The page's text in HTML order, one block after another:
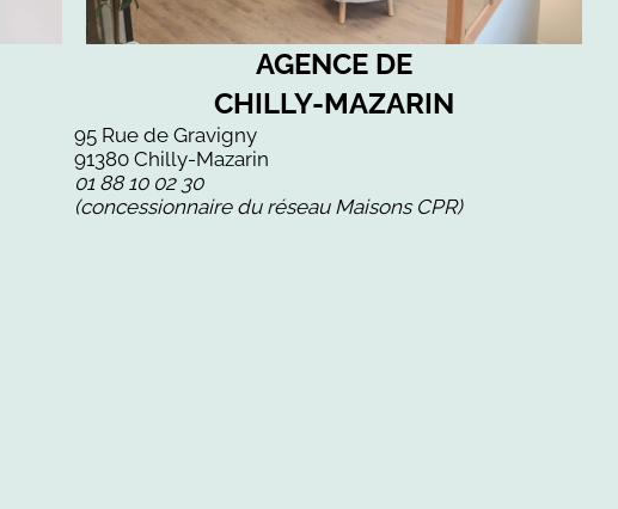
AGENCE DE
CHILLY-MAZARIN
95 Rue de Gravigny
91380 Chilly-Mazarin
01 88 10 02 30
(concessionnaire du réseau Maisons CPR)